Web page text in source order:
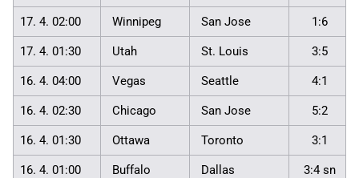
17. 4. 02:00 Winnipeg San Jose 1:6
17. 4. 01:30 Utah St. Louis 3:5
16. 4. 04:00 Vegas Seattle 4:1
16. 4. 02:30 Chicago San Jose 5:2
16. 4. 01:30 Ottawa Toronto 3:1
16. 4. 01:00 Buffalo Dallas 3:4 sn